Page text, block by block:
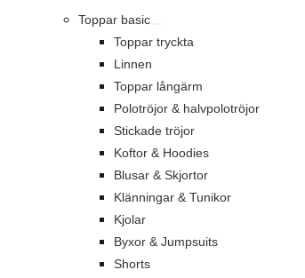
Toppar basic
Toppar tryckta
Linnen
Toppar långärm
Polotröjor & halvpolotröjor
Stickade tröjor
Koftor & Hoodies
Blusar & Skjortor
Klänningar & Tunikor
Kjolar
Byxor & Jumpsuits
Shorts